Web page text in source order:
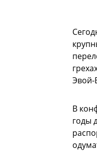
Эвой-
В
годы